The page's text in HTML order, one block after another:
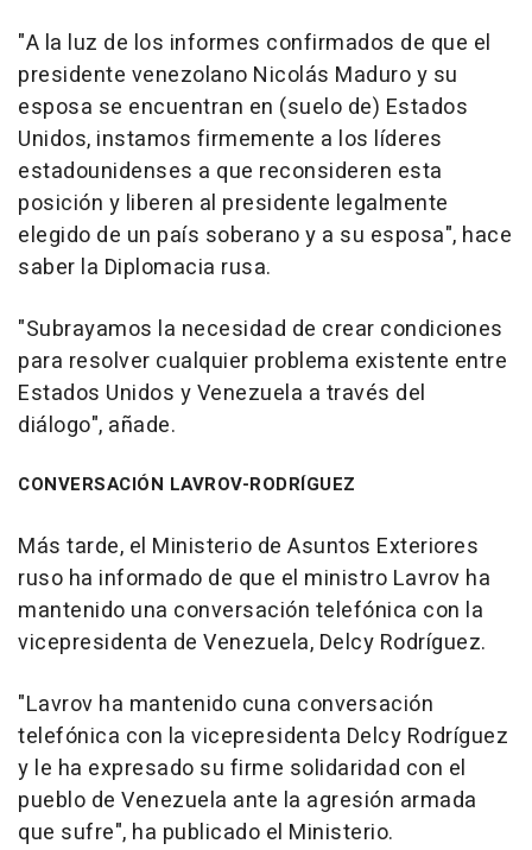
"A la luz de los informes confirmados de que el
presidente venezolano Nicolás Maduro y su
esposa se encuentran en (suelo de) Estados
Unidos, instamos firmemente a los líderes
estadounidenses a que reconsideren esta
posición y liberen al presidente legalmente
elegido de un país soberano y a su esposa", hace
saber la Diplomacia rusa.
"Subrayamos la necesidad de crear condiciones
para resolver cualquier problema existente entre
Estados Unidos y Venezuela a través del
diálogo", añade.
CONVERSACIÓN LAVROV-RODRÍGUEZ
Más tarde, el Ministerio de Asuntos Exteriores
ruso ha informado de que el ministro Lavrov ha
mantenido una conversación telefónica con la
vicepresidenta de Venezuela, Delcy Rodríguez.
"Lavrov ha mantenido cuna conversación
telefónica con la vicepresidenta Delcy Rodríguez
y le ha expresado su firme solidaridad con el
pueblo de Venezuela ante la agresión armada
que sufre", ha publicado el Ministerio.